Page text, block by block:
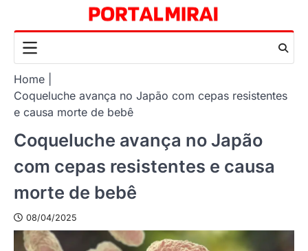
content
Home
Coqueluche avança no Japão com cepas resistentes
e causa morte de bebê
Coqueluche avança no Japão
com cepas resistentes e causa
morte de bebê
08/04/2025